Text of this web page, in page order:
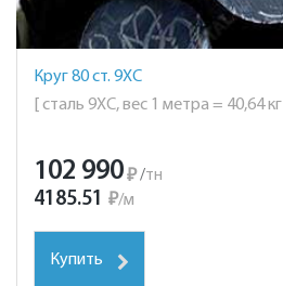
Круг 80 ст. 9ХС
[ сталь 9ХС, вес 1 метра = 40,64 кг ]
102 990₽ /тн
4185.51 ₽/м
Купить